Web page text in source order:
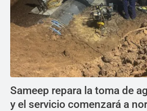
Sameep repara la toma de
y el servicio comenzará a